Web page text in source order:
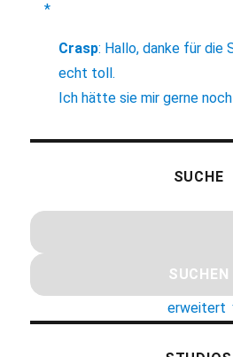
*
Crasp: Hallo, danke für die
echt toll.
Ich hätte sie mir gerne
SUCHE
erweitert